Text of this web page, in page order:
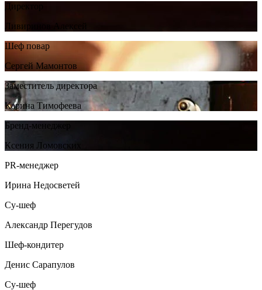
Директор
Ливиринов Алексей
Шеф повар
Сергей Мамонтов
Заместитель директора
Карина Тимофеева
Бренд-менеджер
Ксения Ломовских
PR-менеджер
Ирина Недосветей
Су-шеф
Александр Перегудов
Шеф-кондитер
Денис Сарапулов
Су-шеф